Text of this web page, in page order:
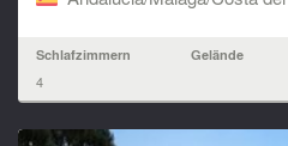
Schlafzimmern
4
Gelände